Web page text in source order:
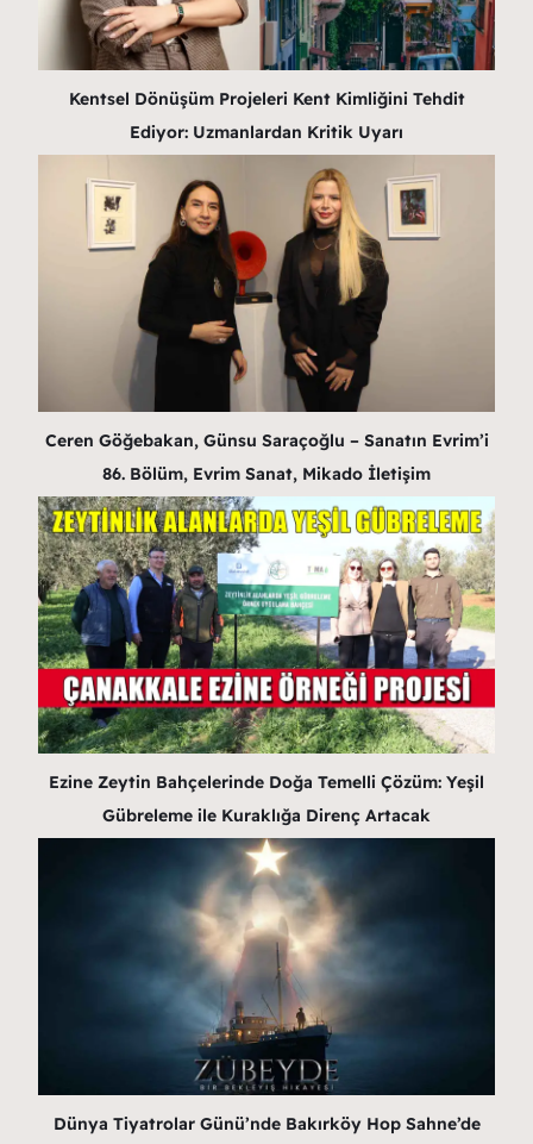
Kentsel Dönüşüm Projeleri Kent Kimliğini Tehdit
Ediyor: Uzmanlardan Kritik Uyarı
Ceren Göğebakan, Günsu Saraçoğlu – Sanatın Evrim’i
86. Bölüm, Evrim Sanat, Mikado İletişim
Ezine Zeytin Bahçelerinde Doğa Temelli Çözüm: Yeşil
Gübreleme ile Kuraklığa Direnç Artacak
Dünya Tiyatrolar Günü’nde Bakırköy Hop Sahne’de